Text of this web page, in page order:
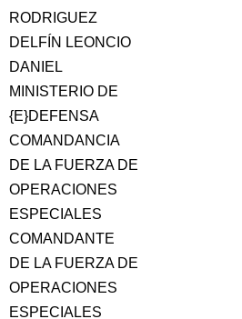
RODRIGUEZ
DELFÍN LEONCIO
DANIEL
MINISTERIO DE
{E}DEFENSA
COMANDANCIA
DE LA FUERZA DE
OPERACIONES
ESPECIALES
COMANDANTE
DE LA FUERZA DE
OPERACIONES
ESPECIALES